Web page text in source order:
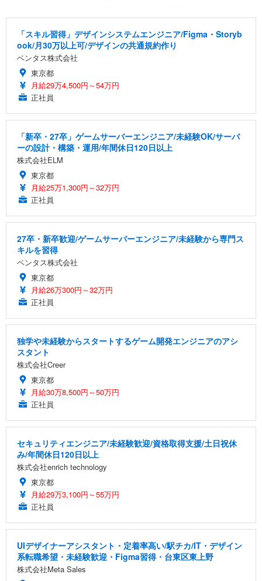
「スキル習得」デザインシステムエンジニア/Figma・Storyb
ook/月30万以上可/デザインの共通規約作り
ベンタス株式会社
東京都
月給29万4,500円～54万円
正社員
「新卒・27卒」ゲームサーバーエンジニア/未経験OK/サーバ
ーの設計・構築・運用/年間休日120日以上
株式会社ELM
東京都
月給25万1,300円～32万円
正社員
27卒・新卒歓迎/ゲームサーバーエンジニア/未経験から専門ス
キルを習得
ベンタス株式会社
東京都
月給26万300円～32万円
正社員
独学や未経験からスタートするゲーム開発エンジニアのアシ
スタント
株式会社Creer
東京都
月給30万8,500円～50万円
正社員
セキュリティエンジニア/未経験歓迎/資格取得支援/土日祝休
み/年間休日120日以上
株式会社enrich technology
東京都
月給29万3,100円～55万円
正社員
UIデザイナーアシスタント・定着率高い/駅チカ/IT・デザイン
系転職希望・未経験歓迎・Figma習得・台東区東上野
株式会社Meta Sales